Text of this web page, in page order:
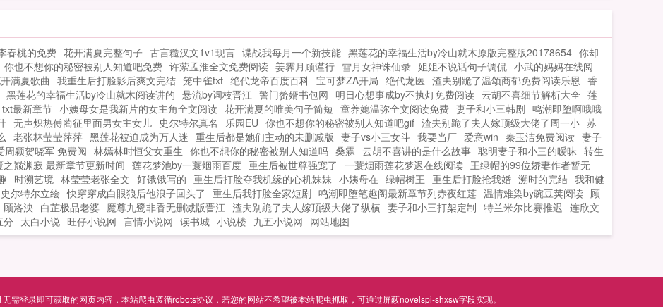
还有
送给
动送
死
恶心
离我远
溪惊
他送
些不自在，于是他做了个决定，把饭送给
他！他看我眼神不对是喜欢我吧他主动送
我饭是喜欢我吧于是两人为了让对方死
心，各自出招。做废了的菜送给他，恶心
他。打死了的鸡，丢他门口，以后离我远
点。第二天一早两人同时推开门。沈溪惊
呼他送我鸡，果然喜欢我！周渡惊呼他送
我饭，果然喜欢我！...
怒
诱惑
颤，
，他
漂亮
勾地
得漂
还有
送给
主动送
死
恶心
我远
溪惊
春桃的免费 花开满夏完整句子 古言糙汉文1v1现言 谍战我每月一个新技能 黑莲花的幸福生活by冷山就木原版完整版20178654 你却
你也不想你的秘密被别人知道吧免费 许萦孟淮全文免费阅读 姜霁月顾谨行 雪月女神诛仙录 姐姐不说话句子调侃 小武的妈妈在线阅
满夏歌曲 我重生后打脸影后爽文完结 笼中雀txt 绝代龙帝百度百科 宝可梦ZA开局 绝代龙医 渣夫别跪了温颂商郁免费阅读乐恩 香
黑莲花的幸福生活by冷山就木阅读讲的 悬流by词枝晋江 警门赘婿书包网 明日心想事成by不执灯免费阅读 云胡不喜细节解析大全 莲
最新章节 小姨母女是我新片的女主角全文阅读 花开满夏的唯美句子简短 童养媳温弥全文阅读免费 妻子和小三韩剧 鸣潮即堕啊哦哦
无声炽热傅蔺征里面男女主女儿 史尔特尔真名 乐园EU 你也不想你的秘密被别人知道吧gif 渣夫别跪了夫人嫁顶级大佬了周一小 苏
老张林莹莹萍萍 黑莲花被迫成为万人迷 重生后都是她们主动的未删减版 妻子vs小三女斗 我要当厂 爱意win 秦玉洁免费阅读 妻子
周颖贺晓军 免费阅 林嫣林时恒父女重生 你也不想你的秘密被别人知道吗 桑霖 云胡不喜讲的是什么故事 聪明妻子和小三的暧昧 转生
之巅渊寂 最新章节更新时间 莲花梦池by一蓑烟雨百度 重生后被世尊强宠了 一蓑烟雨莲花梦迟在线阅读 王绿帽的99位娇妻作者暂无
时溯艺境 林莹莹老张全文 好饿饿写的 重生后打脸夺我机缘的心机妹妹 小姨母在 绿帽树王 重生后打脸抢我婚 溯时的完结 我和健
史尔特尔立绘 快穿穿成白眼狼后他浪子回头了 重生后我打脸全家短剧 鸣潮即堕笔趣阁最新章节列赤夜红莲 温情难染by豌豆荚阅读 顾
顾洛泱 白芷极品老婆 魔尊九鹭非香无删减版晋江 渣夫别跪了夫人嫁顶级大佬了纵横 妻子和小三打架定制 特兰米尔比赛推迟 连欣文
分 太白小说 旺仔小说网 言情小说网 读书城 小说楼 九五小说网 网站地图
需登录即可获取的网页内容，本站爬虫遵循robots协议，若您的网站不希望被本站爬虫抓取，可通过屏蔽novelspi-shxsw字段实现。